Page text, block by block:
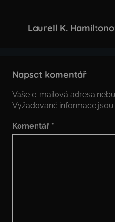
Laurell K.
Napsat komentář
Vaše e-mailová adresa
Vyžadované informace
Komentář *